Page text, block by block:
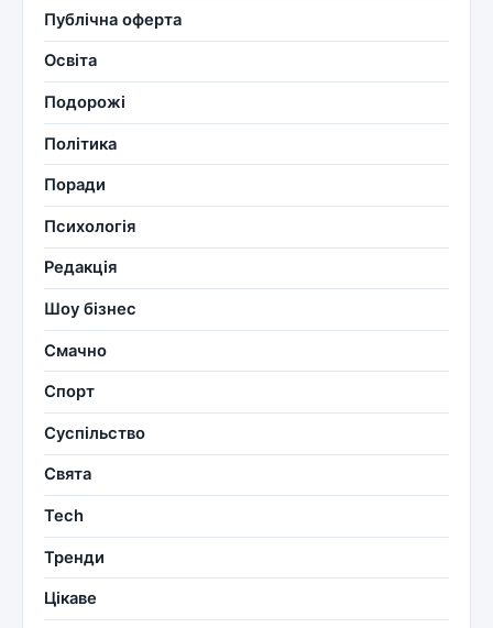
Публічна оферта
Освіта
Подорожі
Політика
Поради
Психологія
Редакція
Шоу бізнес
Смачно
Спорт
Суспільство
Свята
Tech
Тренди
Цікаве